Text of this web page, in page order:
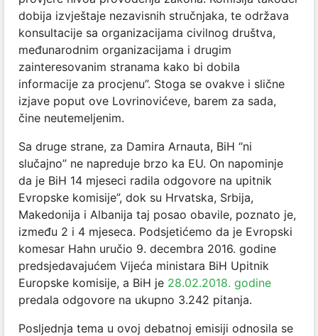
dobija izvještaje nezavisnih stručnjaka, te održava
konsultacije sa organizacijama civilnog društva,
međunarodnim organizacijama i drugim
zainteresovanim stranama kako bi dobila
informacije za procjenu”. Stoga se ovakve i slične
izjave poput ove Lovrinovićeve, barem za sada,
čine neutemeljenim.
Sa druge strane, za Damira Arnauta, BiH “ni
slučajno” ne napreduje brzo ka EU. On napominje
da je BiH 14 mjeseci radila odgovore na upitnik
Evropske komisije”, dok su Hrvatska, Srbija,
Makedonija i Albanija taj posao obavile, poznato je,
između 2 i 4 mjeseca. Podsjetićemo da je Evropski
komesar Hahn uručio 9. decembra 2016. godine
predsjedavajućem Vijeća ministara BiH Upitnik
Europske komisije, a BiH je 28.02.2018. godine
predala odgovore na ukupno 3.242 pitanja.
Posljednja tema u ovoj debatnoj emisiji odnosila se